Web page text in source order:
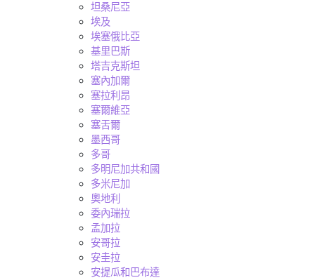
坦桑尼亞
埃及
埃塞俄比亞
基里巴斯
塔吉克斯坦
塞內加爾
塞拉利昂
塞爾維亞
塞舌爾
墨西哥
多哥
多明尼加共和國
多米尼加
奧地利
委內瑞拉
孟加拉
安哥拉
安圭拉
安提瓜和巴布達